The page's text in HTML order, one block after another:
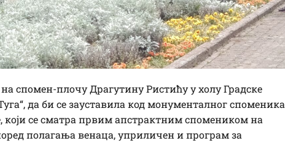
спомен-плочу Драгутину Ристићу у холу Градске
да би се зауставила код монументалног споменика
који се сматра првим апстрактним спомеником на
полагања венаца, уприличен и програм за